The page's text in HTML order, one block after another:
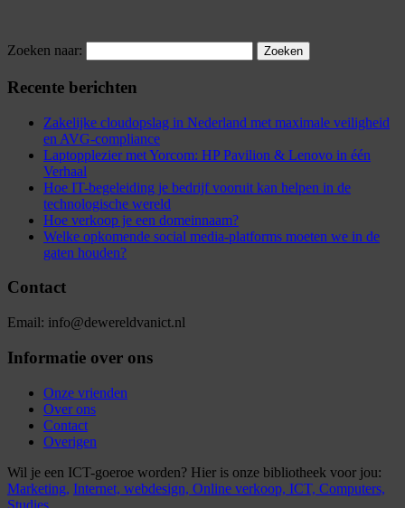
Zoeken naar:
Recente berichten
Zakelijke cloudopslag in Nederland met maximale veiligheid
en AVG-compliance
Laptopplezier met Yorcom: HP Pavilion & Lenovo in één
Verhaal
Hoe IT-begeleiding je bedrijf vooruit kan helpen in de
technologische wereld
Hoe verkoop je een domeinnaam?
Welke opkomende social media-platforms moeten we in de
gaten houden?
Contact
Email: info@dewereldvanict.nl
Informatie over ons
Onze vrienden
Over ons
Contact
Overigen
Wil je een ICT-goeroe worden? Hier is onze bibliotheek voor jou:
Marketing, Internet, webdesign, Online verkoop, ICT, Computers,
Studies